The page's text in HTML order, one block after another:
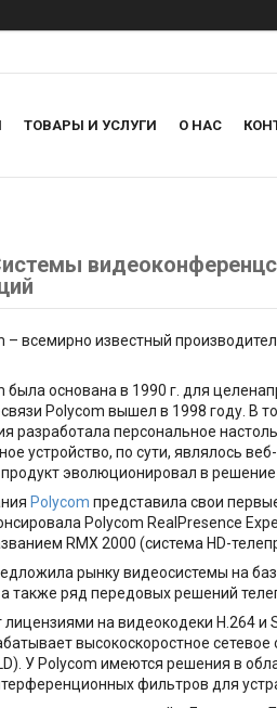
ТОВАРЫ И УСЛУГИ О НАС
– всемирно известный
была основана в 1990 г. для
Polycom вышел в 1998 году. В
разработала персональное
устройство, по сути, являлось
эволюционировал в решение
Polycom представила свои
Polycom RealPresence
RMX 2000 (система HD-
рынку видеосистемы на
также ряд передовых решений
лицензиями на видеокодеки H.264
высокоскоростное
У Polycom имеются решения в
фильтров для